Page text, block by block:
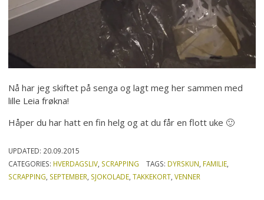
Nå har jeg skiftet på senga og lagt meg her sammen med
lille Leia frøkna!
Håper du har hatt en fin helg og at du får en flott uke 🙂
UPDATED: 20.09.2015
CATEGORIES: HVERDAGSLIV, SCRAPPING TAGS: DYRSKUN, FAMILIE,
SCRAPPING, SEPTEMBER, SJOKOLADE,TAKKEKORT,VENNER